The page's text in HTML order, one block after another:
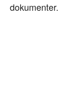
dokumenter.